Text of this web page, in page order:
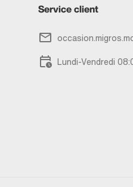
Service client
Lundi-Vendredi